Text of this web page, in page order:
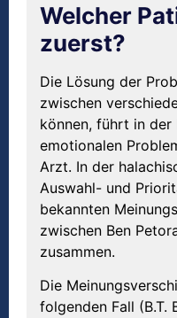
Welcher
zuerst?
Die Lösung der
zwischen
können, führt in der
emotionalen
Arzt. In der
Auswahl- und
bekannten
zwischen Ben
zusammen.
Die
folgenden Fall (B.T.